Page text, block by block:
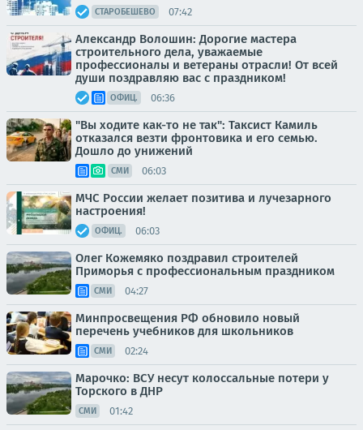
СТАРОБЕШЕВО 07:42
Александр Волошин: Дорогие мастера
строительного дела, уважаемые
профессионалы и ветераны отрасли! От всей
души поздравляю вас с праздником!
ОФИЦ. 06:36
"Вы ходите как-то не так": Таксист Камиль
отказался везти фронтовика и его семью.
Дошло до унижений
СМИ 06:03
МЧС России желает позитива и лучезарного
настроения!
ОФИЦ. 06:03
Олег Кожемяко поздравил строителей
Приморья с профессиональным праздником
СМИ 04:27
Минпросвещения РФ обновило новый
перечень учебников для школьников
СМИ 02:24
Марочко: ВСУ несут колоссальные потери у
Торского в ДНР
СМИ 01:42